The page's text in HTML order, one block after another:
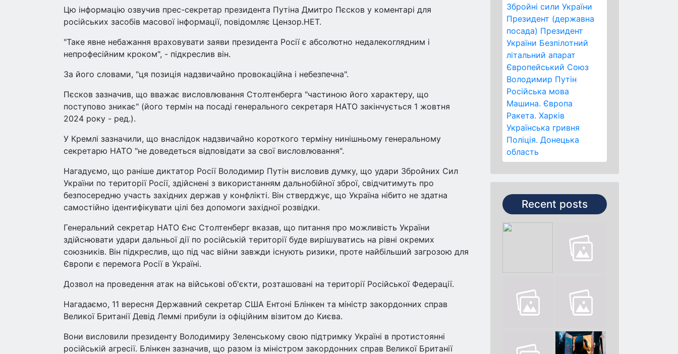
Збройні сили України
Президент (державна
посада) Президент
України Безпілотний
літальний апарат
Європейський Союз
Володимир Путін
Російська мова
Машина. Європа
Ракета. Харків
Українська гривня
Поліція. Донецька
область
Recent posts
Цю інформацію озвучив прес-секретар президента Путіна Дмитро Пєсков у коментарі для
російських засобів масової інформації, повідомляє Цензор.НЕТ.
"Таке явне небажання враховувати заяви президента Росії є абсолютно недалекоглядним і
непрофесійним кроком", - підкреслив він.
За його словами, "ця позиція надзвичайно провокаційна і небезпечна".
Пєсков зазначив, що вважає висловлювання Столтенберга "частиною його характеру, що
поступово зникає" (його термін на посаді генерального секретаря НАТО закінчується 1 жовтня
2024 року - ред.).
У Кремлі зазначили, що внаслідок надзвичайно короткого терміну нинішньому генеральному
секретарю НАТО "не доведеться відповідати за свої висловлювання".
Нагадуємо, що раніше диктатор Росії Володимир Путін висловив думку, що удари Збройних Сил
України по території Росії, здійснені з використанням дальнобійної зброї, свідчитимуть про
безпосередню участь західних держав у конфлікті. Він стверджує, що Україна нібито не здатна
самостійно ідентифікувати цілі без допомоги західної розвідки.
Генеральний секретар НАТО Єнс Столтенберг вказав, що питання про можливість України
здійснювати удари дальньої дії по російській території буде вирішуватись на рівні окремих
союзників. Він підкреслив, що під час війни завжди існують ризики, проте найбільший загрозою для
Європи є перемога Росії в Україні.
Дозвол на проведення атак на військові об'єкти, розташовані на території Російської Федерації.
Нагадаємо, 11 вересня Державний секретар США Ентоні Блінкен та міністр закордонних справ
Великої Британії Девід Леммі прибули із офіційним візитом до Києва.
Вони висловили президенту Володимиру Зеленському свою підтримку Україні в протистоянні
російській агресії. Блінкен зазначив, що разом із міністром закордонних справ Великої Британії